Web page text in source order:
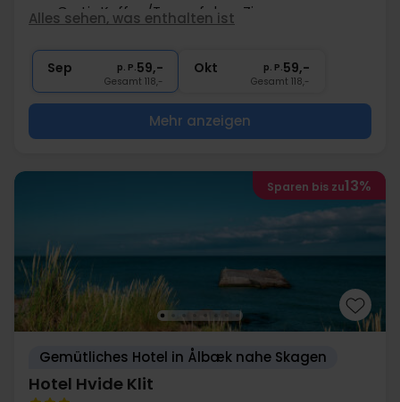
∞ Gratis Kaffee/Tee auf dem Zimmer
∞ Gratis Internet und Parken
Alles sehen, was enthalten ist
Sep p. P.59,-
Gesamt 118,-
Okt p. P.59,-
Gesamt 118,-
Mehr anzeigen
Sparen bis zu13%
Gemütliches Hotel in Ålbæk nahe Skagen
Hotel Hvide Klit